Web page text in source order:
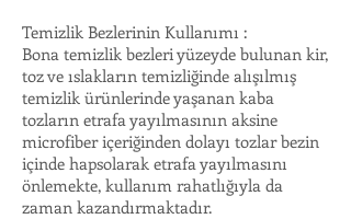
Temizlik Bezlerinin Kullanımı :
Bona temizlik bezleri yüzeyde bulunan kir,
toz ve ıslakların temizliğinde alışılmış
temizlik ürünlerinde yaşanan kaba
tozların etrafa yayılmasının aksine
microfiber içeriğinden dolayı tozlar bezin
içinde hapsolarak etrafa yayılmasını
önlemekte, kullanım rahatlığıyla da
zaman kazandırmaktadır.